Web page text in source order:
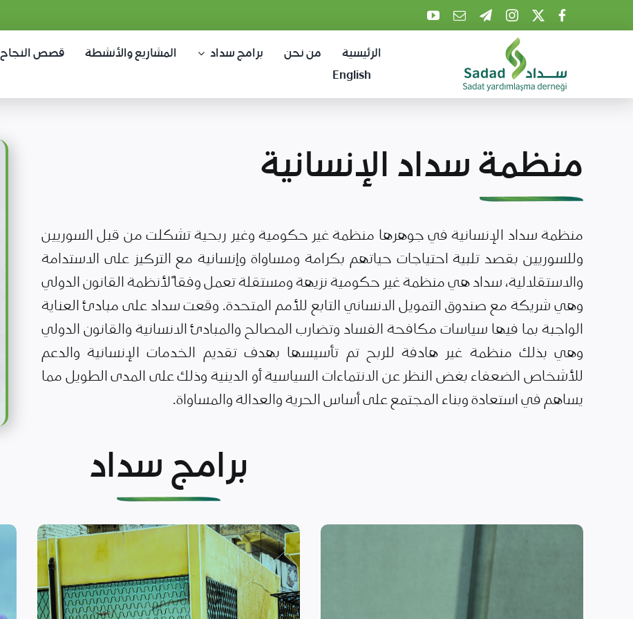
to
الرئيسية من نحن برامج سداد المشاريع والأنشطة قصص النجاح
English
منظمة سداد الإنسانية
منظمة سداد الإنسانية في جوهرها منظمة غير حكومية وغير ربحية تشكلت من قبل السوريين
وللسوريين بقصد تلبية احتياجات حياتهم بكرامة ومساواة وإنسانية مع التركيز على الاستدامة
والاستقلالية، سداد هي منظمة غير حكومية نزيهة ومستقلة تعمل وفقاً لأنظمة القانون الدولي
وهي شريكة مع صندوق التمويل الانساني التابع للأمم المتحدة. وقعت سداد على مبادئ العناية
الواجبة بما فيها سياسات مكافحة الفساد وتضارب المصالح والمبادئ الانسانية والقانون الدولي
وهي بذلك منظمة غير هادفة للربح تم تأسيسها بهدف تقديم الخدمات الإنسانية والدعم
للأشخاص الضعفاء بغض النظر عن الانتماءات السياسية أو الدينية وذلك على المدى الطويل مما
يساهم في استعادة وبناء المجتمع على أساس الحرية والعدالة والمساواة.
برامج سداد
الأمن الغذائي وسبل
العيش اقرأ المزيد